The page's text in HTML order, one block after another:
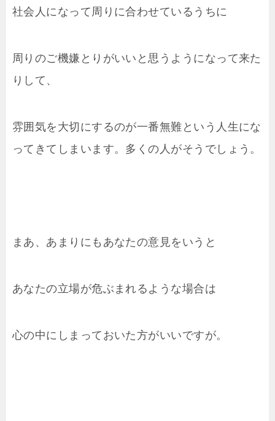
社会人になって周りに合わせているうちに
周りのご機嫌とりがいいと思うようになって来た
りして、
雰囲気を大切にするのが一番無難という人生にな
ってきてしまいます。多くの人がそうでしょう。
まあ、あまりにもあなたの意見をいうと
あなたの立場が危ぶまれるような場合は
心の中にしまっておいた方がいいですが。